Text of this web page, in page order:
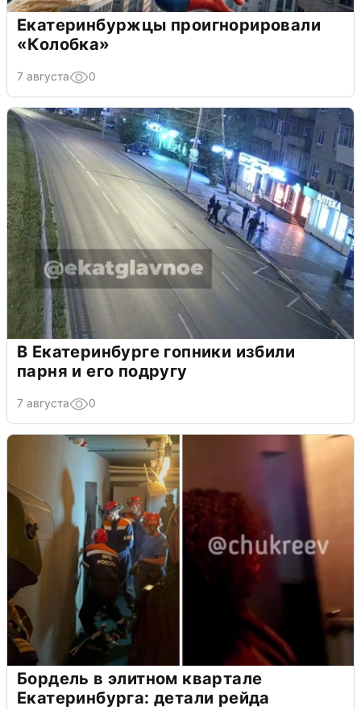
Екатеринбуржцы проигнорировали
«Колобка»
7 августа 0
В Екатеринбурге гопники избили
парня и его подругу
7 августа 0
Бордель в элитном квартале
Екатеринбурга: детали рейда